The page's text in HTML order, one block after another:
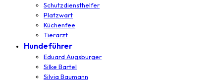
Schutzdiensthelfer
Platzwart
Küchenfee
Tierarzt
Hundeführer
Eduard Augsburger
Silke Bartel
Silvia Baumann